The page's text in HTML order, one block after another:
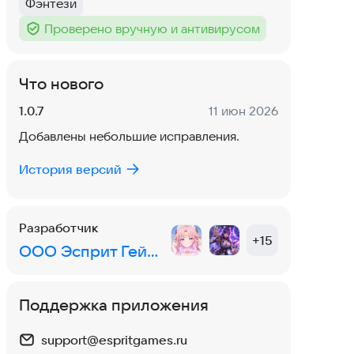
Тег:
Фэнтези
Тег :
Проверено вручную и антивирусом
Что нового
Версия:
1.0.7 Дата:
11 июн 2026
Добавлены небольшие исправления.
История версий
Разработчик
ООО Эсприт Геймс
+15
Поддержка приложения
support@espritgames.ru